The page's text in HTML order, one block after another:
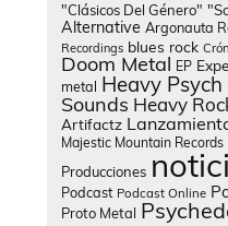
"Clásicos Del Género"
Alternative Argonauta
Recordings blues rock
Doom Metal EP
metal Heavy Psych
Sounds Heavy
Artifactz
Majestic Mountain Records
Producciones
Podcast Podcast Online
Proto Metal